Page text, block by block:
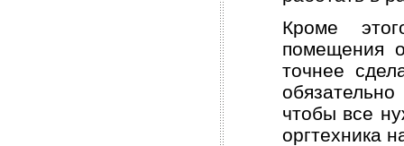
Кроме
помещения
точнее
чтобы все
оргтехника